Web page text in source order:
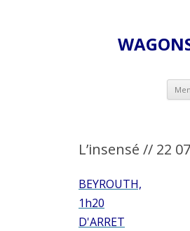
L’insensé // 22
BEYROUTH,
1h20
D'ARRET